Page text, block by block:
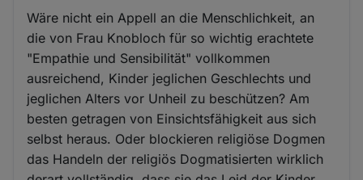
Wäre nicht ein Appell an die Menschlichkeit, an
die von Frau Knobloch für so wichtig erachtete
"Empathie und Sensibilität" vollkommen
ausreichend, Kinder jeglichen Geschlechts und
jeglichen Alters vor Unheil zu beschützen? Am
besten getragen von Einsichtsfähigkeit aus sich
selbst heraus. Oder blockieren religiöse Dogmen
das Handeln der religiös Dogmatisierten wirklich